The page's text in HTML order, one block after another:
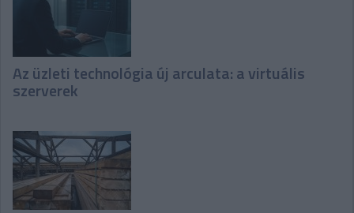
Az üzleti technológia új arculata: a virtuális
szerverek